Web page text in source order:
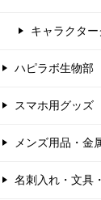
キャラクタ
ハピラボ生物部
スマホ用グッズ
メンズ用品・金
名刺入れ・文具